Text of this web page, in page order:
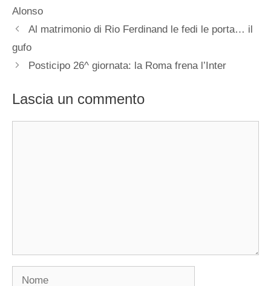
Alonso
Al matrimonio di Rio Ferdinand le fedi le porta… il
gufo
Posticipo 26^ giornata: la Roma frena l’Inter
Lascia un commento